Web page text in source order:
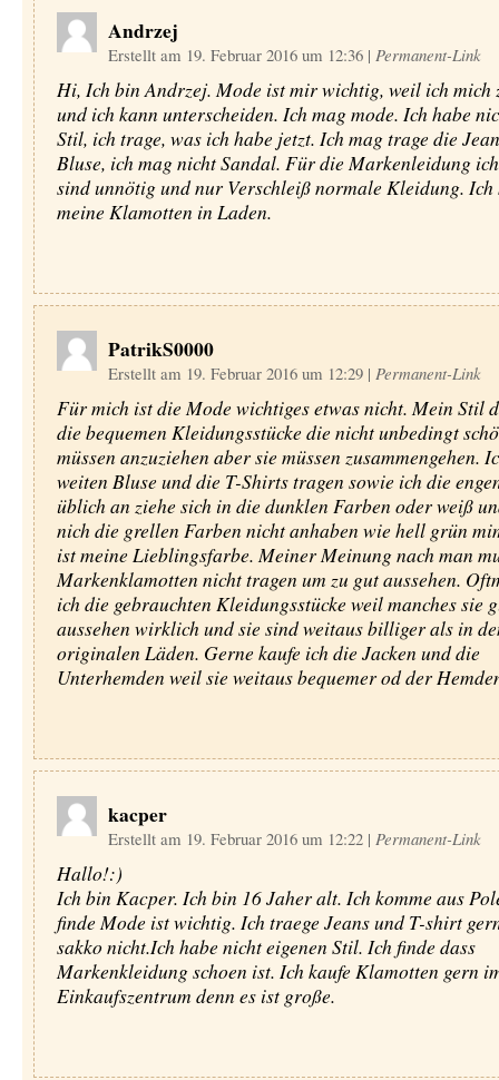
Andrzej
Erstellt am 19. Februar 2016 um 12:36 | Permanent-Link
Hi, Ich bin Andrzej. Mode ist mir wichtig, weil ich mich
und ich kann unterscheiden. Ich mag mode. Ich habe
Stil, ich trage, was ich habe jetzt. Ich mag trage die
Bluse, ich mag nicht Sandal. Für die Markenleidung
sind unnötig und nur Verschleiß normale Kleidung. Ich
meine Klamotten in Laden.
PatrikS0000
Erstellt am 19. Februar 2016 um 12:29 | Permanent-Link
Für mich ist die Mode wichtiges etwas nicht. Mein Stil
die bequemen Kleidungsstücke die nicht unbedingt
müssen anzuziehen aber sie müssen zusammengehen.
weiten Bluse und die T-Shirts tragen sowie ich die
üblich an ziehe sich in die dunklen Farben oder weiß
nich die grellen Farben nicht anhaben wie hell grün
ist meine Lieblingsfarbe. Meiner Meinung nach man
Markenklamotten nicht tragen um zu gut aussehen.
ich die gebrauchten Kleidungsstücke weil manches sie
aussehen wirklich und sie sind weitaus billiger als in
originalen Läden. Gerne kaufe ich die Jacken und die
Unterhemden weil sie weitaus bequemer od der
kacper
Erstellt am 19. Februar 2016 um 12:22 | Permanent-Link
Hallo!:)
Ich bin Kacper. Ich bin 16 Jaher alt. Ich komme aus
finde Mode ist wichtig. Ich traege Jeans und T-shirt
sakko nicht.Ich habe nicht eigenen Stil. Ich finde dass
Markenkleidung schoen ist. Ich kaufe Klamotten gern
Einkaufszentrum denn es ist große.